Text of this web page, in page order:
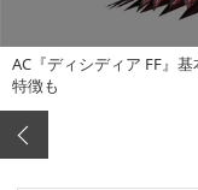
AC『ディシディア FF』
特徴も